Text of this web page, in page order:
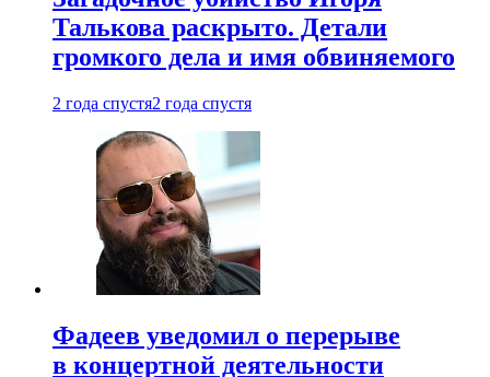
Талькова раскрыто. Детали
громкого дела и имя обвиняемого
2 года спустя2 года спустя
Фадеев уведомил о перерыве
в концертной деятельности